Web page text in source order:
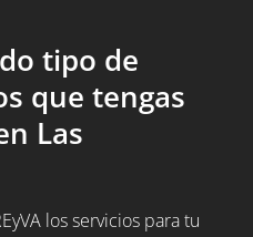
tipo de
que tengas
Las
los servicios para tu